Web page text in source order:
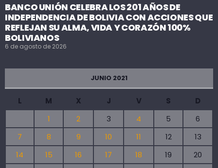
BANCO UNIÓN CELEBRA LOS 201 AÑOS DE
INDEPENDENCIA DE BOLIVIA CON ACCIONES QUE
REFLEJAN SU ALMA, VIDA Y CORAZÓN 100%
BOLIVIANOS
6 de agosto de 2026
JUNIO 2021
L M X J V S
D
1
2 3 4 5
6
7
8 9 10 11 12
13
14
15 16 17 18 19
20